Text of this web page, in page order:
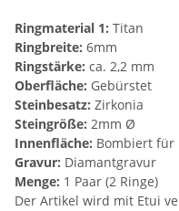
Ringmaterial 1: Titan
Ringbreite: 6mm
Ringstärke: ca. 2,2 mm
Oberfläche: Gebürstet
Steinbesatz: Zirkonia
Steingröße: 2mm Ø
Innenfläche: Bombiert für
Gravur: Diamantgravur
Menge: 1 Paar (2 Ringe)
Der Artikel wird mit Etui